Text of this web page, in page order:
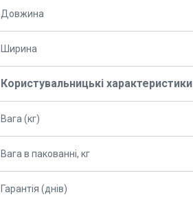
Довжина
Ширина
Користувальницькі характеристики
Вага (кг)
Вага в пакованні, кг
Гарантія (днів)